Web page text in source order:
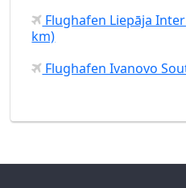
Flughafen Liepāja
km)
Flughafen Ivanovo